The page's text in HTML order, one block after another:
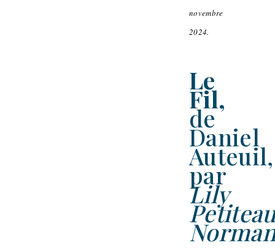
novembre
2024.
Le
Fil,
de
Daniel
Auteuil,
par
Lily